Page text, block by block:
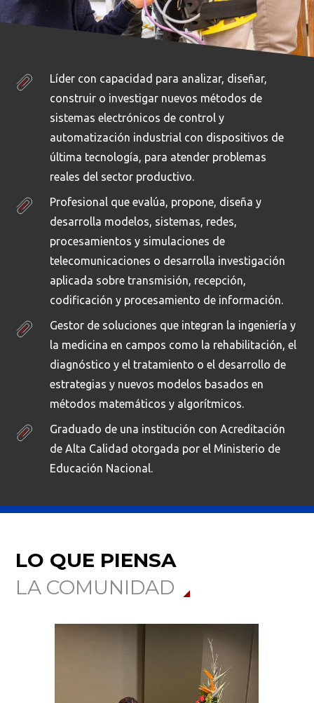
Líder con capacidad para analizar, diseñar,
construir o investigar nuevos métodos de
sistemas electrónicos de control y
automatización industrial con dispositivos de
última tecnología, para atender problemas
reales del sector productivo.
Profesional que evalúa, propone, diseña y
desarrolla modelos, sistemas, redes,
procesamientos y simulaciones de
telecomunicaciones o desarrolla investigación
aplicada sobre transmisión, recepción,
codificación y procesamiento de información.
Gestor de soluciones que integran la ingeniería y
la medicina en campos como la rehabilitación, el
diagnóstico y el tratamiento o el desarrollo de
estrategias y nuevos modelos basados en
métodos matemáticos y algorítmicos.
Graduado de una institución con Acreditación
de Alta Calidad otorgada por el Ministerio de
Educación Nacional.
LO QUE PIENSA
LA COMUNIDAD